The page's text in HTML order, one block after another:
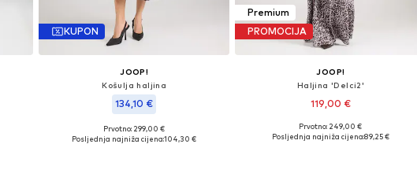
KUPON
JOOP!
Košulja haljina
134,10 €
Dostupne veličine: 36
Prvotno: 299,00 €
Posljednja najniža cijena:104,30 €
Premium
PROMOCIJA
JOOP!
Haljina 'Delci2'
119,00 €
Dostupne veličine: 38
Prvotno: 249,00 €
Posljednja najniža cijena:89,25 €